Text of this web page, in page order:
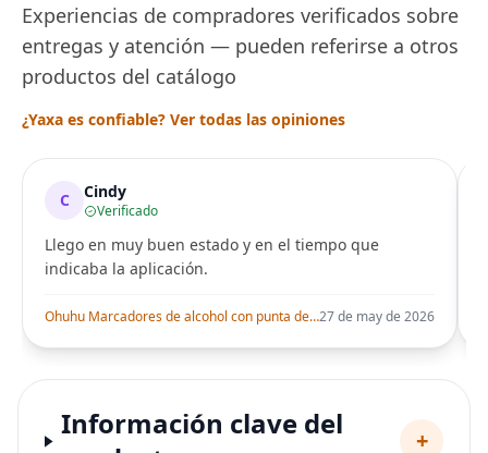
Experiencias de compradores verificados sobre
entregas y atención — pueden referirse a otros
productos del catálogo
¿Yaxa es confiable? Ver todas las opiniones
C Cindy
Verificado
Llego en muy buen estado y en el tiempo que
indicaba la aplicación.
Ohuhu Marcadores de alcohol con punta de pincel – Juego de marcadores artísticos de doble punta con certificación AP para artistas adultos27 de may de 2026
Información clave del
+